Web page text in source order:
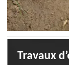
Travaux